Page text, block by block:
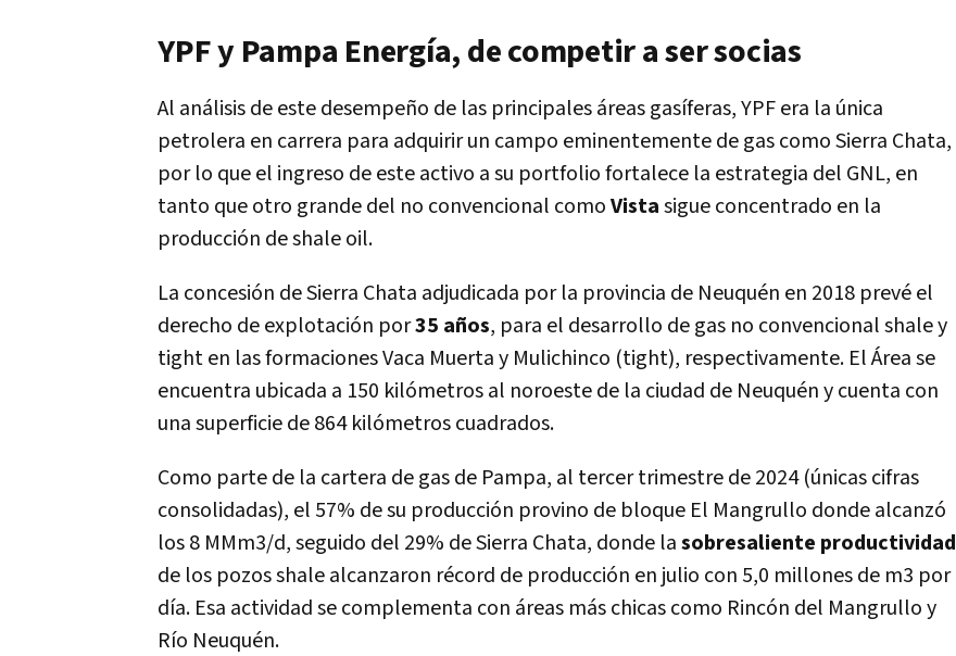
YPF y Pampa Energía, de competir a ser socias
Al análisis de este desempeño de las principales áreas gasíferas, YPF era la única
petrolera en carrera para adquirir un campo eminentemente de gas como Sierra Chata,
por lo que el ingreso de este activo a su portfolio fortalece la estrategia del GNL, en
tanto que otro grande del no convencional comoVistasigue concentrado en la
producción de shale oil.
La concesión de Sierra Chata adjudicada por la provincia de Neuquén en 2018 prevé el
derecho de explotación por35 años, para el desarrollo de gas no convencional shale y
tight en las formaciones Vaca Muerta y Mulichinco (tight), respectivamente. El Área se
encuentra ubicada a 150 kilómetros al noroeste de la ciudad de Neuquén y cuenta con
una superficie de 864 kilómetros cuadrados.
Como parte de la cartera de gas de Pampa, al tercer trimestre de 2024 (únicas cifras
consolidadas), el 57% de su producción provino de bloque El Mangrullo donde alcanzó
los 8 MMm3/d, seguido del 29% de Sierra Chata, donde lasobresaliente productividad
de los pozos shale alcanzaron récord de producción en julio con 5,0 millones de m3 por
día. Esa actividad se complementa con áreas más chicas como Rincón del Mangrullo y
Río Neuquén.